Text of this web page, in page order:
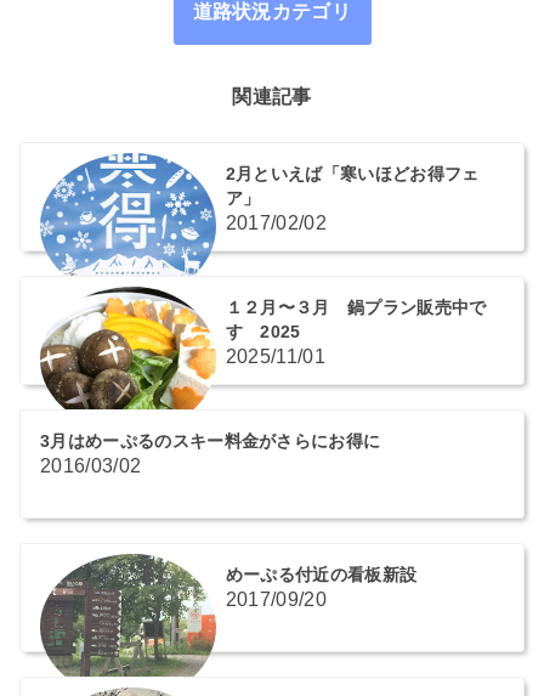
道路状況カテゴリ
関連記事
2月といえば「寒いほどお得フェ
ア」
2017/02/02
１２月〜３月 鍋プラン販売中で
す 2025
2025/11/01
3月はめーぷるのスキー料金がさらにお得に
2016/03/02
めーぷる付近の看板新設
2017/09/20